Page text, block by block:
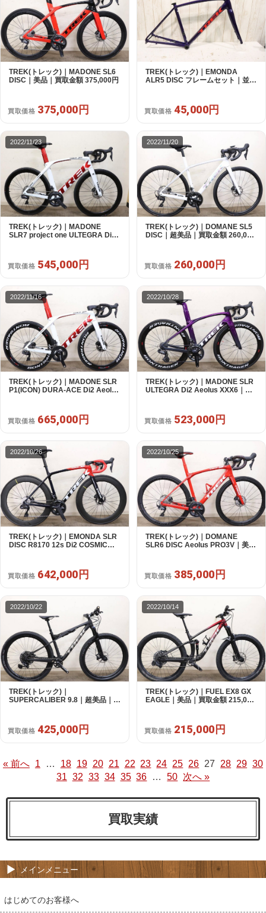
TREK(トレック)｜MADONE SL6
DISC｜美品｜買取金額 375,000円
買取価格 375,000円
TREK(トレック)｜EMONDA
ALR5 DISC フレームセット｜並品
買取価格 45,000円
2022/11/23
TREK(トレック)｜MADONE
SLR7 project one ULTEGRA Di2
買取価格 545,000円
2022/11/20
TREK(トレック)｜DOMANE SL5
DISC｜超美品｜買取金額 260,000
買取価格 260,000円
2022/11/16
TREK(トレック)｜MADONE SLR
P1(ICON) DURA-ACE Di2 Aeolus
買取価格 665,000円
2022/10/28
TREK(トレック)｜MADONE SLR
ULTEGRA Di2 Aeolus XXX6｜美
買取価格 523,000円
2022/10/26
TREK(トレック)｜EMONDA SLR
DISC R8170 12s Di2 COSMIC
買取価格 642,000円
2022/10/25
TREK(トレック)｜DOMANE
SLR6 DISC Aeolus PRO3V｜美品
買取価格 385,000円
2022/10/22
TREK(トレック)｜
SUPERCALIBER 9.8｜超美品｜買
買取価格 425,000円
2022/10/14
TREK(トレック)｜FUEL EX8 GX
EAGLE｜美品｜買取金額 215,000
買取価格 215,000円
« 前へ 1 … 18 19 20 21 22 23 24 25 26 27 28 29 30
31 32 33 34 35 36 … 50 次へ »
買取実績
メインメニュー
はじめてのお客様へ